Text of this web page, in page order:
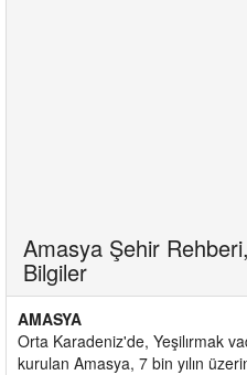
Amasya Şehir
Bilgiler
AMASYA
Orta Karadeniz'de, Yeşilırmak
kurulan Amasya, 7 bin yılın